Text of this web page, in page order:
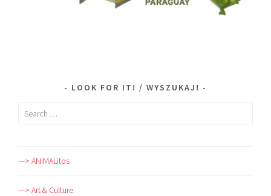
LOOK FOR IT! / WYSZUKAJ!
Search
—> ANIMALitos
—> Art & Culture